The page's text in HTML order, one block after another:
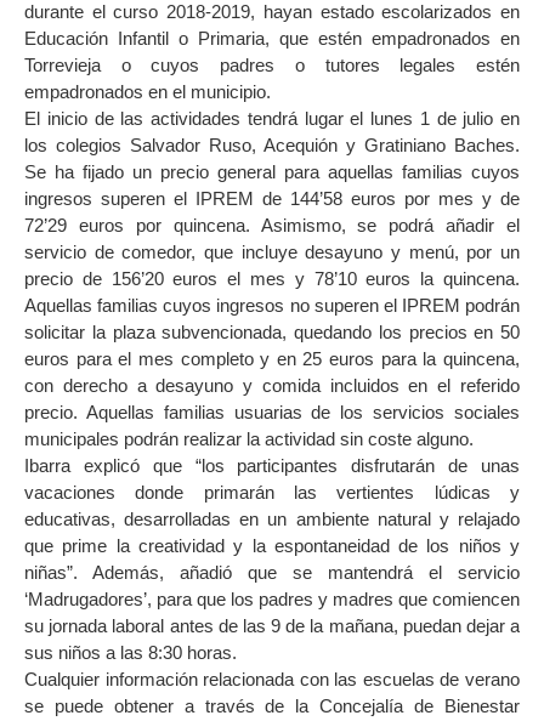
durante el curso 2018-2019, hayan estado escolarizados en
Educación Infantil o Primaria, que estén empadronados en
Torrevieja o cuyos padres o tutores legales estén
empadronados en el municipio.
El inicio de las actividades tendrá lugar el lunes 1 de julio en
los colegios Salvador Ruso, Acequión y Gratiniano Baches.
Se ha fijado un precio general para aquellas familias cuyos
ingresos superen el IPREM de 144’58 euros por mes y de
72’29 euros por quincena. Asimismo, se podrá añadir el
servicio de comedor, que incluye desayuno y menú, por un
precio de 156’20 euros el mes y 78’10 euros la quincena.
Aquellas familias cuyos ingresos no superen el IPREM podrán
solicitar la plaza subvencionada, quedando los precios en 50
euros para el mes completo y en 25 euros para la quincena,
con derecho a desayuno y comida incluidos en el referido
precio. Aquellas familias usuarias de los servicios sociales
municipales podrán realizar la actividad sin coste alguno.
Ibarra explicó que “los participantes disfrutarán de unas
vacaciones donde primarán las vertientes lúdicas y
educativas, desarrolladas en un ambiente natural y relajado
que prime la creatividad y la espontaneidad de los niños y
niñas”. Además, añadió que se mantendrá el servicio
‘Madrugadores’, para que los padres y madres que comiencen
su jornada laboral antes de las 9 de la mañana, puedan dejar a
sus niños a las 8:30 horas.
Cualquier información relacionada con las escuelas de verano
se puede obtener a través de la Concejalía de Bienestar